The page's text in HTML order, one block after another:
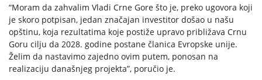
“Moram da zahvalim Vladi Crne Gore što je, preko ugovora koji
je skoro potpisan, jedan značajan investitor došao u našu
opštinu, koja rezultatima koje postiže upravo približava Crnu
Goru cilju da 2028. godine postane članica Evropske unije.
Želim da nastavimo zajedno ovim putem, ponosan na
realizaciju današnjeg projekta”, poručio je.